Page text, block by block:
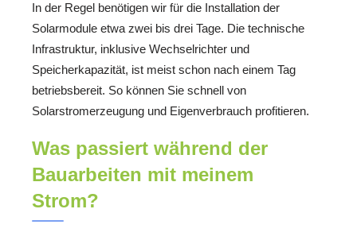
In der Regel benötigen wir für die Installation der
Solarmodule etwa zwei bis drei Tage. Die technische
Infrastruktur, inklusive Wechselrichter und
Speicherkapazität, ist meist schon nach einem Tag
betriebsbereit. So können Sie schnell von
Solarstromerzeugung und Eigenverbrauch profitieren.
Was passiert während der
Bauarbeiten mit meinem
Strom?